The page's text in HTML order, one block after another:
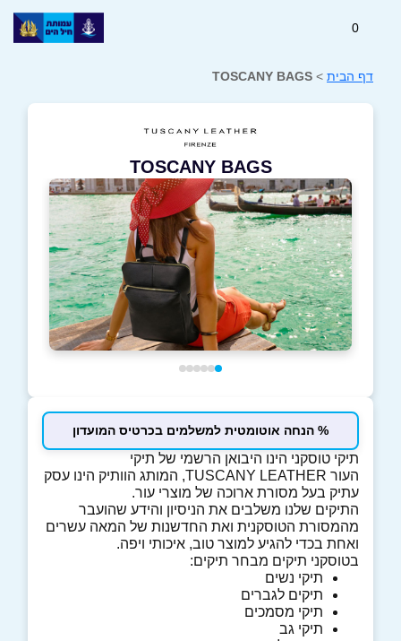
0
דף הבית >
TOSCANY BAGS
TOSCANY BAGS
% הנחה אוטומטית למשלמים בכרטיס המועדון
תיקי טוסקני הינו היבואן הרשמי של תיקי
העור TUSCANY LEATHER, המותג הוותיק הינו עסק
עתיק בעל מסורת ארוכה של מוצרי עור.
התיקים שלנו משלבים את הניסיון והידע שהועבר
מהמסורת הטוסקנית ואת החדשנות של המאה עשרים
ואחת בכדי להגיע למוצר טוב, איכותי ויפה.
בטוסקני תיקים מבחר תיקים:
תיקי נשים
תיקים לגברים
תיקי מסמכים
תיקי גב